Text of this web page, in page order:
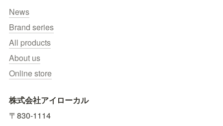
News
Brand series
All products
About us
Online store
株式会社アイローカル
〒830-1114